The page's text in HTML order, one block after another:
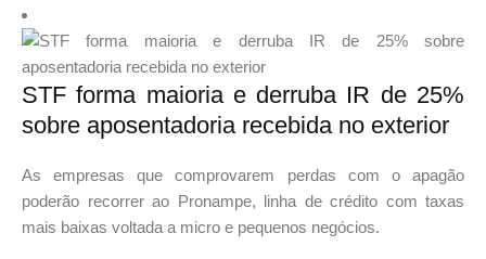
STF forma maioria e derruba IR de 25%
sobre aposentadoria recebida no exterior
As empresas que comprovarem perdas com o apagão
poderão recorrer ao Pronampe, linha de crédito com taxas
mais baixas voltada a micro e pequenos negócios.